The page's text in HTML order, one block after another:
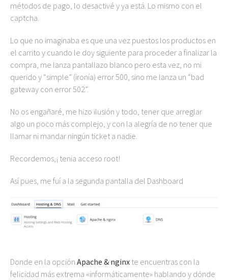
métodos de pago, lo desactivé y ya está. Lo mismo con el
captcha.
Lo que no imaginaba es que una vez puestos los productos en
el carrito y cuando le doy siguiente para proceder a finalizar la
compra, me lanza pantallazo blanco pero esta vez, no mi
querido y “simple” (ironía) error 500, sino me lanza un “bad
gateway con error 502”.
No os engañaré, me hizo ilusión y todo, tener que arreglar
algo un poco más complejo, y con la alegría de no tener que
llamar ni mandar ningún ticket a nadie.
Recordemos,¡ tenia acceso root!
Así pues, me fuí a la segunda pantalla del Dashboard
Donde en la opción Apache & nginx te encuentras con la
felicidad más extrema «informáticamente» hablando y dónde